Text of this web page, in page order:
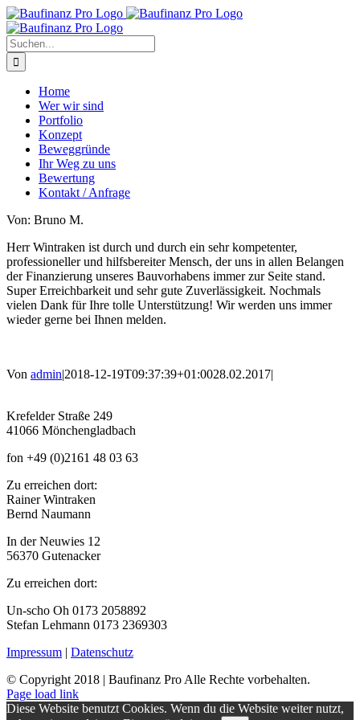
Zum
Inhalt
springen
Suche
nach:
Home
Wer wir sind
Portfolio
Konzept
Beweggründe
Ihr Weg zu uns
Bewertung
Kontakt / Anfrage
Von: Bruno M.
Herr Wintraken ist durch und durch ein sehr kompetenter,
professioneller und hilfsbereiter Mensch, der uns in allen Belangen
der Finanzierung unseres Bauvorhabens immer zur Seite stand.
Super Erreichbarkeit und sehr gute Zuverlässigkeit. Nochmals
vielen Dank für Ihre tolle Unterstützung! Wir werden uns immer
wieder gerne bei Ihnen melden.
Von admin|2018-12-19T09:37:39+01:0028.02.2017|
Krefelder Straße 249
41066 Mönchengladbach
fon +49 (0)2161 48 03 63
Zu erreichen dort:
Rainer Wintraken
Bernd Naumann
In der Neuwies 12
56370 Gutenacker
Zu erreichen dort:
Un-scho Oh 0173 2058892
Stefan Lehmann 0173 2369303
Impressum | Datenschutz
© Copyright 2018 | Baufinanz Pro Alle Rechte vorbehalten.
Page load link
Diese Website benutzt Cookies. Wenn du die Website weiter nutzt,